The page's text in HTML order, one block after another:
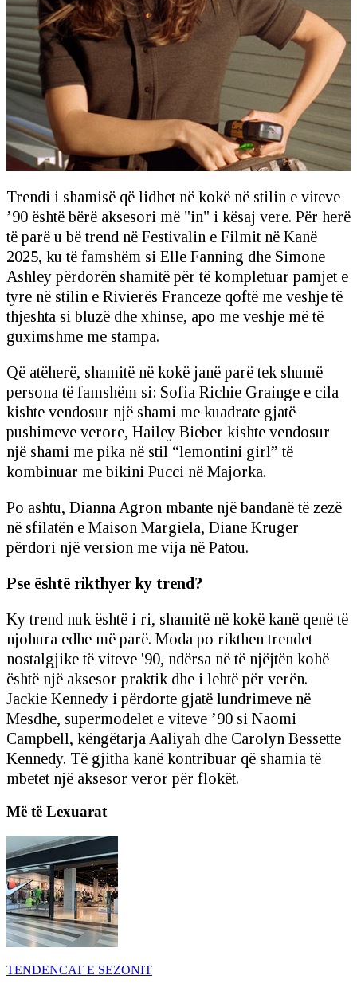
Trendi i shamisë që lidhet në kokë në stilin e viteve
’90 është bërë aksesori më "in" i kësaj vere. Për herë
të parë u bë trend në Festivalin e Filmit në Kanë
2025, ku të famshëm si Elle Fanning dhe Simone
Ashley përdorën shamitë për të kompletuar pamjet e
tyre në stilin e Rivierës Franceze qoftë me veshje të
thjeshta si bluzë dhe xhinse, apo me veshje më të
guximshme me stampa.
Që atëherë, shamitë në kokë janë parë tek shumë
persona të famshëm si: Sofia Richie Grainge e cila
kishte vendosur një shami me kuadrate gjatë
pushimeve verore, Hailey Bieber kishte vendosur
një shami me pika në stil “lemontini girl” të
kombinuar me bikini Pucci në Majorka.
Po ashtu, Dianna Agron mbante një bandanë të zezë
në sfilatën e Maison Margiela, Diane Kruger
përdori një version me vija në Patou.
Pse është rikthyer ky trend?
Ky trend nuk është i ri, shamitë në kokë kanë qenë të
njohura edhe më parë. Moda po rikthen trendet
nostalgjike të viteve '90, ndërsa në të njëjtën kohë
është një aksesor praktik dhe i lehtë për verën.
Jackie Kennedy i përdorte gjatë lundrimeve në
Mesdhe, supermodelet e viteve ’90 si Naomi
Campbell, këngëtarja Aaliyah dhe Carolyn Bessette
Kennedy. Të gjitha kanë kontribuar që shamia të
mbetet një aksesor veror për flokët.
Më të Lexuarat
TENDENCAT E SEZONIT